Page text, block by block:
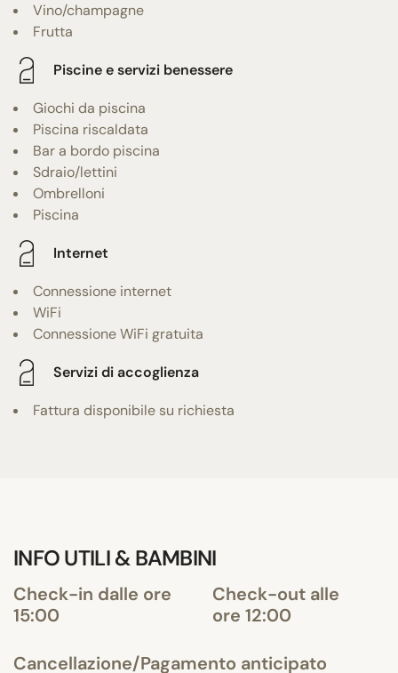
Vino/champagne
Frutta
Piscine e servizi benessere
Giochi da piscina
Piscina riscaldata
Bar a bordo piscina
Sdraio/lettini
Ombrelloni
Piscina
Internet
Connessione internet
WiFi
Connessione WiFi gratuita
Servizi di accoglienza
Fattura disponibile su richiesta
INFO UTILI & BAMBINI
Check-in dalle ore
15:00
Check-out alle
ore 12:00
Cancellazione/Pagamento anticipato